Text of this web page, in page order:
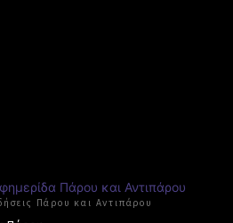
Πάρου και Αντιπάρου